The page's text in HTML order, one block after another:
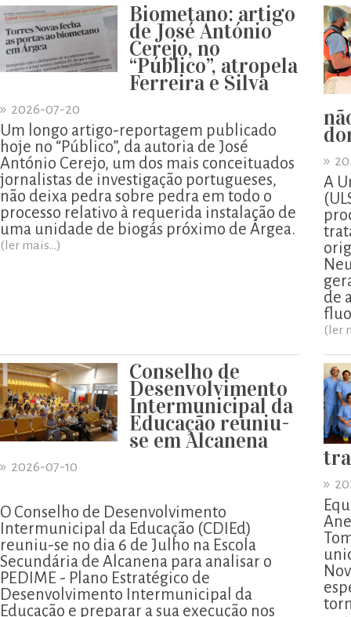
Biometano: artigo
de José António
Cerejo, no
“Público”, atropela
Ferreira e Silva
» 2026-07-20
Um longo artigo-reportagem publicado
hoje no “Público”, da autoria de José
António Cerejo, um dos mais conceituados
jornalistas de investigação portugueses,
não deixa pedra sobre pedra em todo o
processo relativo à requerida instalação de
uma unidade de biogás próximo de Árgea.
(ler mais...)
»
A
de
(ler
Conselho de
Desenvolvimento
Intermunicipal da
Educação reuniu-
se em Alcanena
» 2026-07-10
O Conselho de Desenvolvimento
Intermunicipal da Educação (CDIEd)
reuniu-se no dia 6 de Julho na Escola
Secundária de Alcanena para analisar o
PEDIME - Plano Estratégico de
Desenvolvimento Intermunicipal da
Educação e preparar a sua execução nos
»